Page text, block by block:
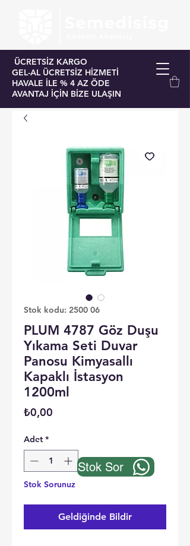
ÜCRETSİZ KARGO
GEL-AL ÜCRETSİZ HİZMETİ
HAVALE İLE % 4 AZ ÖDE
AVANTAJ İÇİN BİZE ULAŞIN
Stok kodu: 2500 06
PLUM 4787 Göz Duşu
Yıkama Seti Duvar
Panosu Kimyasallı
Kapaklı İstasyon
1200ml
₺0,00
Adet *
Stok Sorunuz
Geldiğinde Bildir
Stok Sor